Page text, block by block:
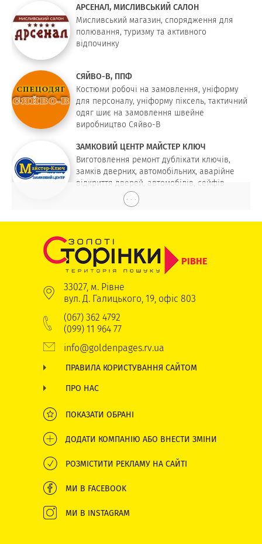
АРСЕНАЛ, МИСЛИВСЬКИЙ САЛОН
Мисливський магазин, спорядження для
полювання, туризму та активного
відпочинку
СЯЙВО-В, ППФ
Костюми робочі на замовлення, уніформу
для персоналу, уніформу піксель, тактичний
одяг шиє на замовлення швейне
виробництво Сяйво-В
ЗАМКОВИЙ ЦЕНТР МАЙСТЕР КЛЮЧ
Виготовлення ремонт дублікати ключів,
замків дверних, автомобільних, аварійне
відкриття дверей, автомобілів, сейфів
. . .
РІВНЕ
33027, м. Рівне
вул. Д. Галицького, 19, офіс 803
(067) 362 4792
(099) 11 964 77
info@goldenpages.rv.ua
ПРАВИЛА КОРИСТУВАННЯ САЙТОМ
ПРО НАС
ПОКАЗАТИ ОБРАНІ
ДОДАТИ КОМПАНІЮ АБО ВНЕСТИ ЗМІНИ
РОЗМІСТИТИ РЕКЛАМУ НА САЙТІ
МИ В FACEBOOK
МИ В INSTAGRAM